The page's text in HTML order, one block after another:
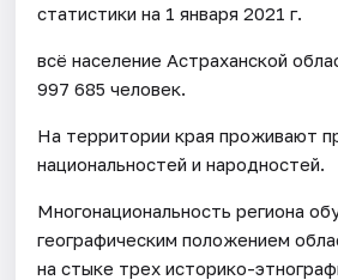
статистики на 1 января 2021 г.
всё население Астраханской
997 685 человек.
На территории края проживают
национальностей и народностей.
Многонациональность региона
географическим положением
на стыке трех историко-